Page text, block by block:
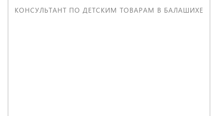
КОНСУЛЬТАНТ ПО ДЕТСКИМ ТОВАРАМ В БАЛАШИХЕ